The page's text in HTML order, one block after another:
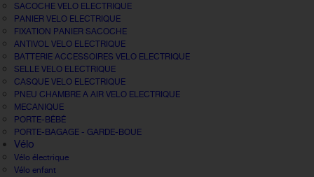
SACOCHE VELO ELECTRIQUE
PANIER VELO ELECTRIQUE
FIXATION PANIER SACOCHE
ANTIVOL VELO ELECTRIQUE
BATTERIE ACCESSOIRES VELO ELECTRIQUE
SELLE VELO ELECTRIQUE
CASQUE VELO ELECTRIQUE
PNEU CHAMBRE A AIR VELO ELECTRIQUE
MECANIQUE
PORTE-BÉBÉ
PORTE-BAGAGE - GARDE-BOUE
Vélo
Vélo électrique
Vélo enfant